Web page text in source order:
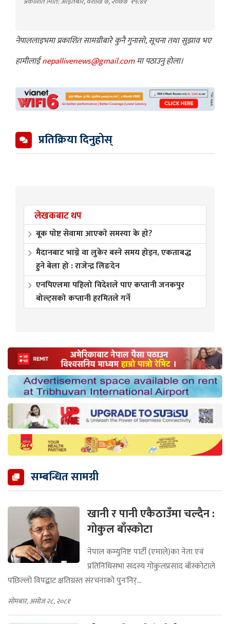
नेपाललाइभमा प्रकाशित सामग्रीबारे कुनै गुनासो, सूचना तथा सुझाव भए
हामीलाईnepallivenews@gmail.comमा पठाउनु होला।
प्रतिक्रिया दिनुहोस्
लेखकबाट थप
बूक पाेष्ट सेवामा आएकाे समस्या के हाे?
मैदानबाट भाग्ने वा लुकेर बस्ने समय होइन, एकताबद्ध
हुने बेला हो : राजेन्द्र लिङदेन
एनपिएलमा पहिलो विदेशले पाए कप्तानी जनकपुर
बोल्ट्सको कप्तानी हरमितले गर्ने
सम्बन्धित सामग्री
खानी र पानी एकैठाउँमा चल्दैन :
गोकुल बाँस्कोटा
नेपाल कम्युनिष्ट पार्टी (एमाले)का नेता एवं
प्रतिनिधिसभा सदस्य गोकुलप्रसाद बाँस्कोटाले
पछिल्लो विपद्बाट क्षतिग्रस्त संरचनाको पुनःनिर्...
सोमबार, असोज २८, २०८१